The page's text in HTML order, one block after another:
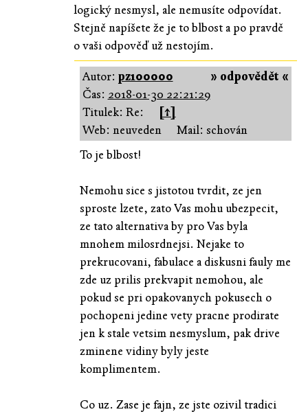
logický nesmysl, ale nemusíte odpovídat.
Stejně napíšete že je to blbost a po pravdě
o vaši odpověď už nestojím.
» odpovědět «
Autor: pz100000
Čas: 2018-01-30 22:21:29
Titulek: Re:
[↑]
Web: neuveden
Mail: schován
To je blbost!
Nemohu sice s jistotou tvrdit, ze jen
sproste lzete, zato Vas mohu ubezpecit,
ze tato alternativa by pro Vas byla
mnohem milosrdnejsi. Nejake to
prekrucovani, fabulace a diskusni fauly me
zde uz prilis prekvapit nemohou, ale
pokud se pri opakovanych pokusech o
pochopeni jedine vety pracne prodirate
jen k stale vetsim nesmyslum, pak drive
zminene vidiny byly jeste
komplimentem.
Co uz. Zase je fajn, ze jste ozivil tradici